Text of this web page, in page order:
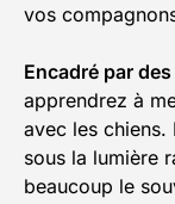
vos
Encadré par
apprendrez à
avec les chiens.
sous la lumière
beaucoup le